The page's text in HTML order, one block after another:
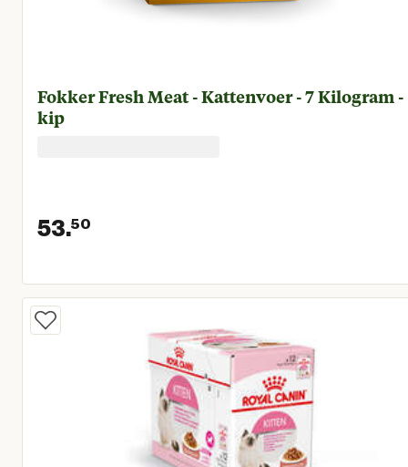
Fokker Fresh Meat - Kattenvoer - 7 Kilogram -
kip
53.50
Huidige prijs € 53,50